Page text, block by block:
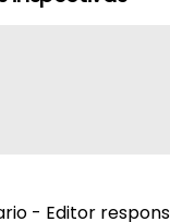
- Editor